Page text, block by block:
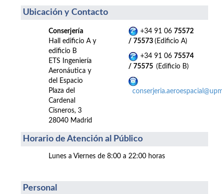
Ubicación y Contacto
Conserjería
Hall edificio A y
edificio B
ETS Ingeniería
Aeronáutica y
del Espacio
Plaza del
Cardenal
Cisneros, 3
28040 Madrid
+34 91 06 75572
/ 75573 (Edificio A)
+34 91 06 75574
/ 75575 (Edificio B)
Horario de Atención al Público
Lunes a Viernes de 8:00 a 22:00 horas
Personal